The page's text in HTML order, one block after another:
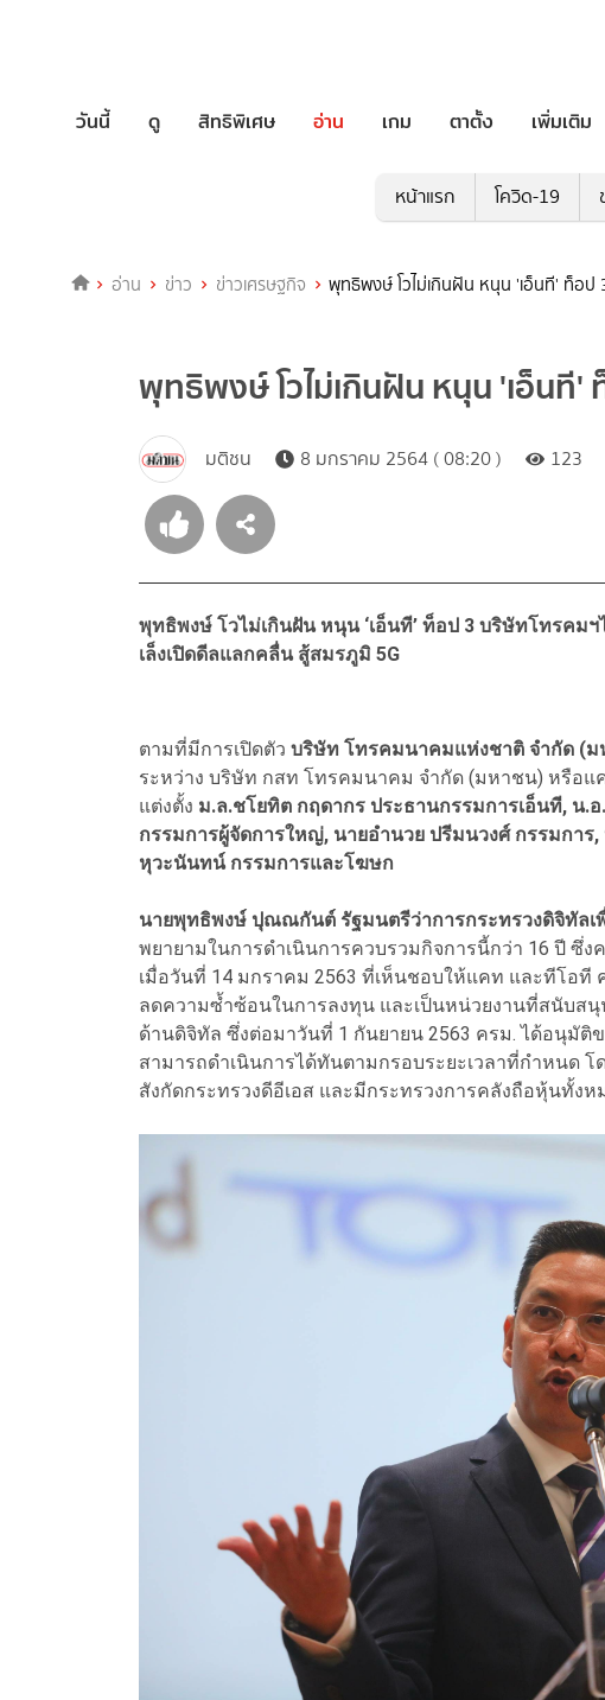
วันนี้ ดู สิทธิพิเศษ อ่าน เกม ตาตั้ง เพิ่มเติม
หน้าแรก โควิด-19
อ่าน ข่าว ข่าวเศรษฐกิจ พุทธิ​พงษ์​ โวไม่เกินฝัน หนุน '​เอ็นที' ท็อป
พุทธิ​พงษ์​ โวไม่เกินฝัน หนุน '​เอ็นที'
มติชน 8 มกราคม 2564 ( 08:20 ) 123
พุทธิ​พงษ์​ โวไม่เกินฝัน หนุน ‘​เอ็นที’ ท็อป 3 บริษัทโทรคม
เล็งเปิดดีลแลกคลื่น สู้สมรภูมิ​ 5G
ตามที่มีการเปิดตัว บริษัท โทรคมนาคมแห่งชาติ จำกัด (ม
ระหว่าง บริษัท กสท โทรคมนาคม จำกัด (มหาชน) หรือ
แต่งตั้ง ม.ล.ชโยทิต กฤดากร ประธานกรรมการเอ็นที, น
กรรมการผู้จัดการใหญ่, นายอำนวย ปรีมนวงศ์ กรรมกา
หุวะนันทน์ กรรมการและโฆษก
นายพุทธิพงษ์ ปุณณกันต์ รัฐมนตรีว่าการกระทรวงดิจิทัลเ
พยายามในการดำเนินการควบรวมกิจการนี้กว่า 16 ปี ซึ่
เมื่อวันที่ 14 มกราคม 2563 ที่เห็นชอบให้แคท และทีโอที
ลดความซ้ำซ้อนในการลงทุน และเป็นหน่วยงานที่สนับส
ด้านดิจิทัล ซึ่งต่อมาวันที่ 1 กันยายน 2563 ครม. ได้อนุมัติ
สามารถดำเนินการได้ทันตามกรอบระยะเวลาที่กำหนด
สังกัดกระทรวงดีอีเอส และมีกระทรวงการคลังถือหุ้นทั้งห